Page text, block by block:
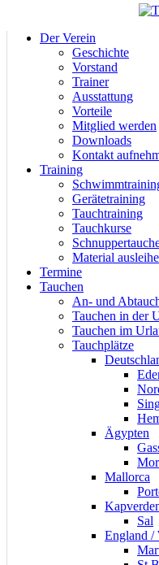
Der Verein
Geschichte
Vorstand
Trainer
Ausstattung
Vorteile
Mitglied werden
Downloads
Kontakt
Training
Gerätetraining
Tauchtraining
Tauchkurse
Material
Termine
Tauchen
An- und
Tauchen in der
Tauchen im
Tauchplätze
Ägypten
Mallorca
Sal
England /